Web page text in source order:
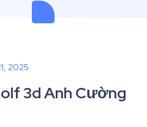
2025
3d Anh Cường